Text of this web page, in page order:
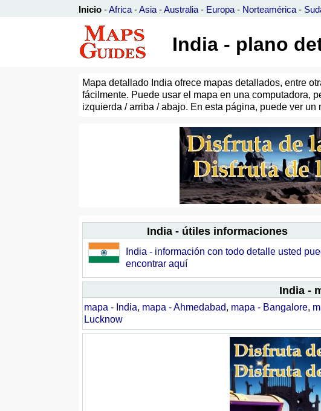
Inicio -Africa -Asia -Australia - Europa - Norteamérica -
India - plano
Mapa detallado India ofrece mapas detallados, entre
fácilmente. Puede usar el mapa en una computadora,
izquierda / arriba / abajo. En esta página, puede ver
India - útiles informaciones
India - información con todo detalle usted
encontrar aquí
India -
mapa - India, mapa - Ahmedabad, mapa - Bangalore,
Lucknow